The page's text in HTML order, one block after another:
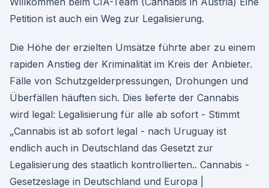
Petition ist auch ein Weg zur Legalisierung.
Die Höhe der erzielten Umsätze führte aber zu einem
rapiden Anstieg der Kriminalität im Kreis der Anbieter.
Fälle von Schutzgelderpressungen, Drohungen und
Überfällen häuften sich. Dies lieferte der Cannabis
wird legal: Legalisierung für alle ab sofort - Stimmt
„Cannabis ist ab sofort legal - nach Uruguay ist
endlich auch in Deutschland das Gesetzt zur
Legalisierung des staatlich kontrollierten.. Cannabis -
Gesetzeslage in Deutschland und Europa |